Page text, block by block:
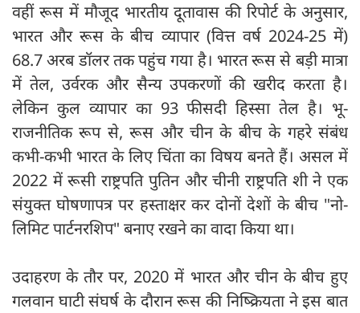
वहीं रूस में मौजूद भारतीय दूतावास की रिपोर्ट के अनुसार,
भारत और रूस के बीच व्यापार (वित्त वर्ष 2024-25 में)
68.7 अरब डॉलर तक पहुंच गया है। भारत रूस से बड़ी मात्रा
में तेल, उर्वरक और सैन्य उपकरणों की खरीद करता है।
लेकिन कुल व्यापार का 93 फीसदी हिस्सा तेल है। भू-
राजनीतिक रूप से, रूस और चीन के बीच के गहरे संबंध
कभी-कभी भारत के लिए चिंता का विषय बनते हैं। असल में
2022 में रूसी राष्ट्रपति पुतिन और चीनी राष्ट्रपति शी ने एक
संयुक्त घोषणापत्र पर हस्ताक्षर कर दोनों देशों के बीच "नो-
लिमिट पार्टनरशिप" बनाए रखने का वादा किया था।
उदाहरण के तौर पर, 2020 में भारत और चीन के बीच हुए
गलवान घाटी संघर्ष के दौरान रूस की निष्क्रियता ने इस बात